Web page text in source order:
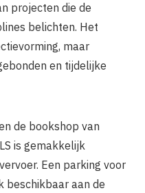
projecten die de
belichten. Het
maar
en tijdelijke
de bookshop van
is gemakkelijk
Een parking voor
beschikbaar aan de